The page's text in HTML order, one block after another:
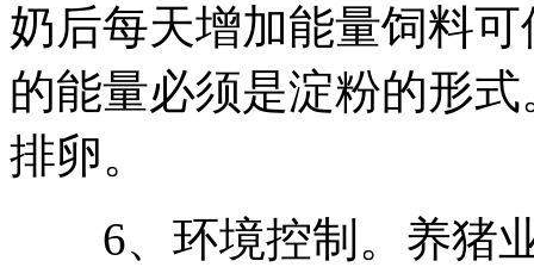
奶后每天增加能量饲料
的能量必须是淀粉的形
排卵。
6、环境控制。养猪业